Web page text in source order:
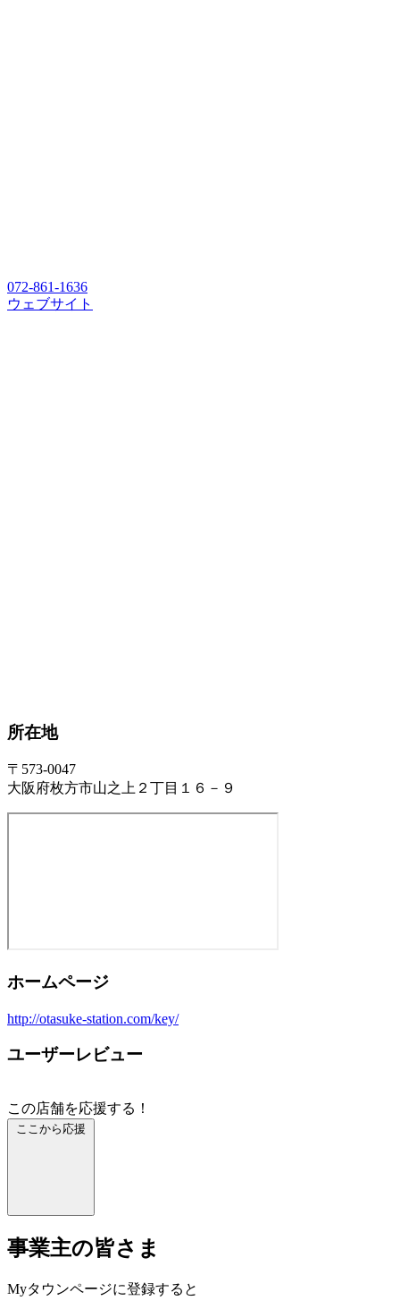
072-861-1636
ウェブサイト
所在地
〒573-0047
大阪府枚方市山之上２丁目１６－９
ホームページ
http://otasuke-station.com/key/
ユーザーレビュー
この店舗を応援する！
ここから応援
事業主の皆さま
Myタウンページに登録すると